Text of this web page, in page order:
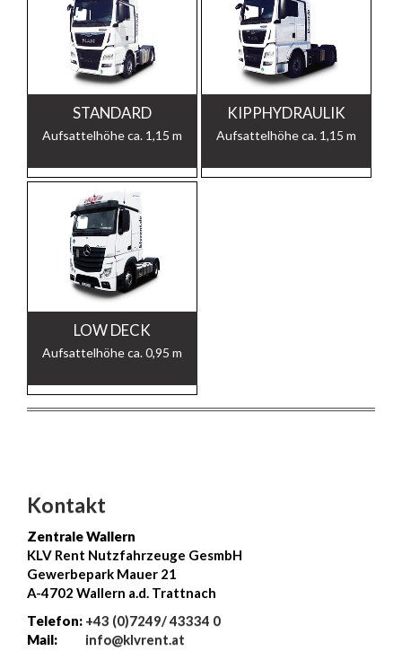
STANDARD
Aufsattelhöhe ca. 1,15 m
KIPPHYDRAULIK
Aufsattelhöhe ca. 1,15 m
LOW DECK
Aufsattelhöhe ca. 0,95 m
Kontakt
Zentrale Wallern
KLV Rent Nutzfahrzeuge GesmbH
Gewerbepark Mauer 21
A-4702 Wallern a.d. Trattnach
Telefon: +43 (0)7249/ 43334 0
Mail:
info@klvrent.at